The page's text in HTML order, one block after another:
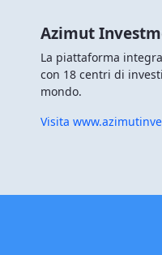
Azimut
La piattaforma
con 18 centri di
mondo.
Visita